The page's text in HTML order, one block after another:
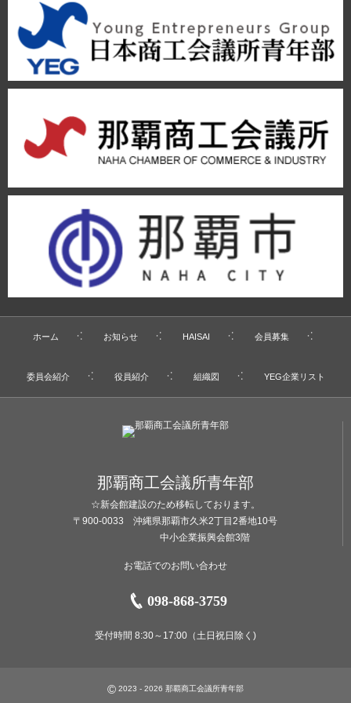
ホーム お知らせ HAISAI 会員募集
委員会紹介 役員紹介 組織図 YEG企業リスト
那覇商工会議所青年部
☆新会館建設のため移転しております。
〒900-0033 沖縄県那覇市久米2丁目2番地10号
中小企業振興会館3階
お電話でのお問い合わせ
098-868-3759
受付時間 8:30～17:00（土日祝日除く)
© 2023 - 2026 那覇商工会議所青年部